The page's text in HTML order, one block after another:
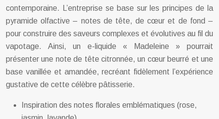
contemporaine. L’entreprise se base sur les principes de la
pyramide olfactive – notes de tête, de cœur et de fond –
pour construire des saveurs complexes et évolutives au fil du
vapotage. Ainsi, un e-liquide « Madeleine » pourrait
présenter une note de tête citronnée, un cœur beurré et une
base vanillée et amandée, recréant fidèlement l’expérience
gustative de cette célèbre pâtisserie.
Inspiration des notes florales emblématiques (rose,